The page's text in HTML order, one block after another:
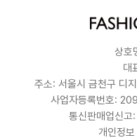
상호
대
주소: 서울시 금천구 디
사업자등록번호:
통신판매업신
개인정